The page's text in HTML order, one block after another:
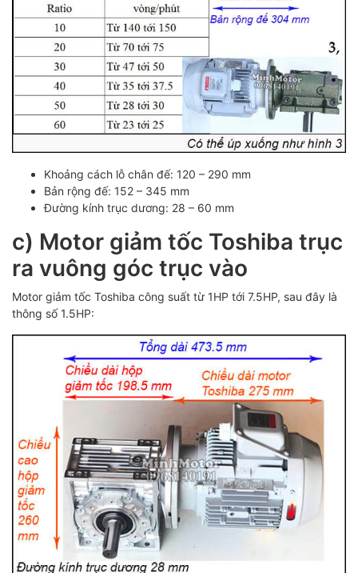
Khoảng cách lỗ chân đế: 120 – 290 mm
Bản rộng đế: 152 – 345 mm
Đường kính trục dương: 28 – 60 mm
c) Motor giảm tốc Toshiba trục
ra vuông góc trục vào
Motor giảm tốc Toshiba công suất từ 1HP tới 7.5HP, sau đây là
thông số 1.5HP: